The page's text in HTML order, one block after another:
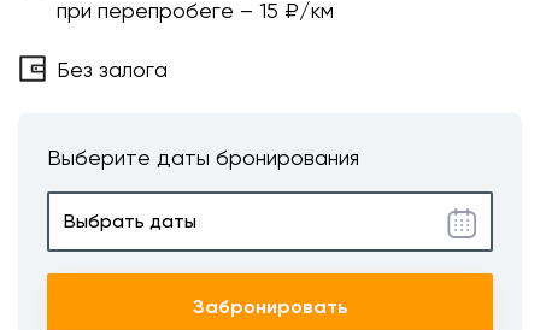
при перепробеге – 15 ₽/км
Без залога
Выберите даты бронирования
Забронировать